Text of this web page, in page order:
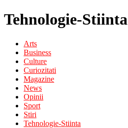
Tehnologie-Stiinta
Arts
Business
Culture
Curiozitati
Magazine
News
Opinii
Sport
Stiri
Tehnologie-Stiinta